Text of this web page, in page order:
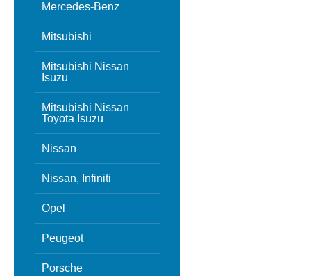
Mercedes-Benz
Mitsubishi
Mitsubishi Nissan
Isuzu
Mitsubishi Nissan
Toyota Isuzu
Nissan
Nissan, Infiniti
Opel
Peugeot
Porsche